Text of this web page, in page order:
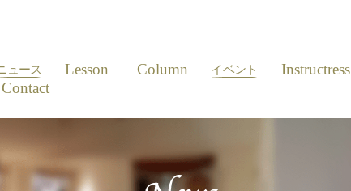
News
ュース Lesson Column Event
イベント Instructress
Contact